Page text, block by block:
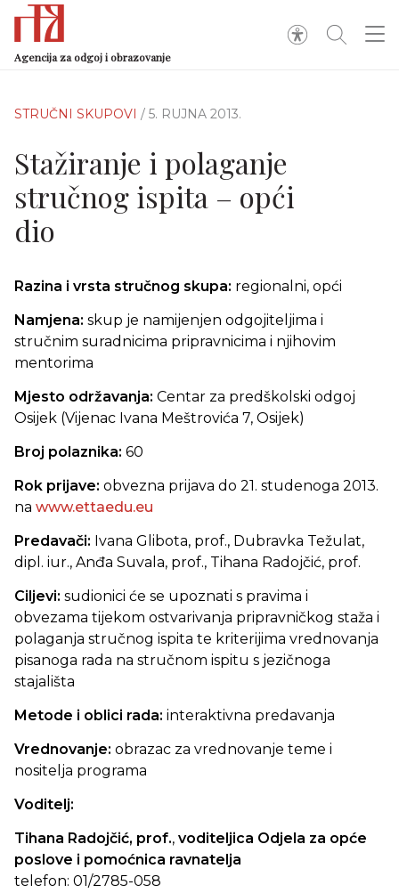
Agencija za odgoj i obrazovanje
STRUČNI SKUPOVI / 5. RUJNA 2013.
Stažiranje i polaganje
stručnog ispita – opći
dio
Razina i vrsta stručnog skupa: regionalni, opći
Namjena: skup je namijenjen odgojiteljima i
stručnim suradnicima pripravnicima i njihovim
mentorima
Mjesto održavanja: Centar za predškolski odgoj
Osijek (Vijenac Ivana Meštrovića 7, Osijek)
Broj polaznika: 60
Rok prijave: obvezna prijava do 21. studenoga 2013.
na www.ettaedu.eu
Predavači: Ivana Glibota, prof., Dubravka Težulat,
dipl. iur., Anđa Suvala, prof., Tihana Radojčić, prof.
Ciljevi: sudionici će se upoznati s pravima i
obvezama tijekom ostvarivanja pripravničkog staža i
polaganja stručnog ispita te kriterijima vrednovanja
pisanoga rada na stručnom ispitu s jezičnoga
stajališta
Metode i oblici rada: interaktivna predavanja
Vrednovanje: obrazac za vrednovanje teme i
nositelja programa
Voditelj:
Tihana Radojčić, prof., voditeljica Odjela za opće
poslove i pomoćnica ravnatelja
telefon: 01/2785-058